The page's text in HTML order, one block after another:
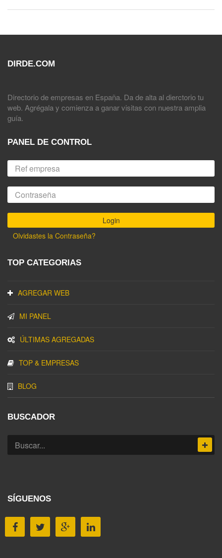
DIRDE.COM
Directorio de empresas en España. Da de alta al dierctorio tu
web. Agrégala y comienza a ganar visitas con nuestra amplia
guía.
PANEL DE CONTROL
Olvidastes la Contraseña?
TOP CATEGORIAS
AGREGAR WEB
MI PANEL
ÚLTIMAS AGREGADAS
TOP & EMPRESAS
BLOG
BUSCADOR
SÍGUENOS